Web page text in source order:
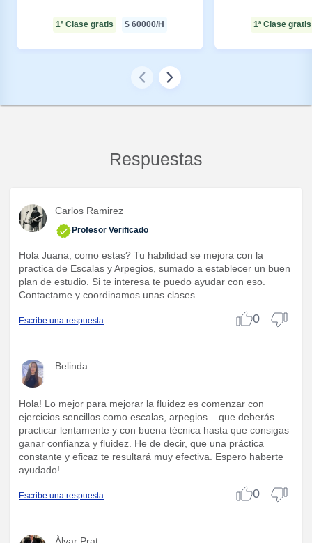
1ª Clase gratis $ 60000/H 1ª Clase gratis
Respuestas
Carlos Ramirez
Profesor Verificado
Hola Juana, como estas? Tu habilidad se mejora con la
practica de Escalas y Arpegios, sumado a establecer un buen
plan de estudio. Si te interesa te puedo ayudar con eso.
Contactame y coordinamos unas clases
Escribe una respuesta 0
Belinda
Hola! Lo mejor para mejorar la fluidez es comenzar con
ejercicios sencillos como escalas, arpegios... que deberás
practicar lentamente y con buena técnica hasta que consigas
ganar confianza y fluidez. He de decir, que una práctica
constante y eficaz te resultará muy efectiva. Espero haberte
ayudado!
Escribe una respuesta 0